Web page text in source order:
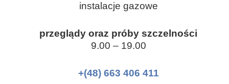
instalacje gazowe
przeglądy oraz próby szczelności
9.00 – 19.00
+(48) 663 406 411